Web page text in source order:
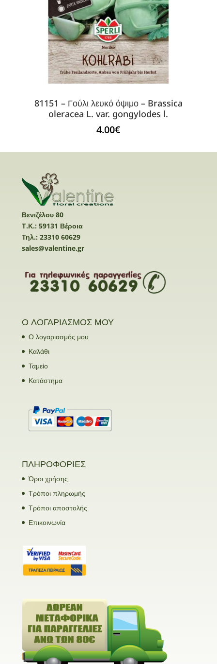
81151 – Γούλι λευκό όψιμο – Brassica
oleracea L. var. gongylodes l.
4.00€
Βενιζέλου 80
Τ.Κ.: 59131 Βέροια
Τηλ.: 23310 60629
sales@valentine.gr
Ο ΛΟΓΑΡΙΑΣΜΟΣ ΜΟΥ
Ο λογαριασμός μου
Καλάθι
Ταμείο
Κατάστημα
ΠΛΗΡΟΦΟΡΙΕΣ
Όροι χρήσης
Τρόποι πληρωμής
Τρόποι αποστολής
Επικοινωνία